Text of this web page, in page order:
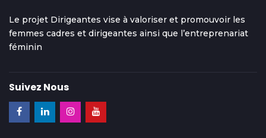
Le projet Dirigeantes vise à valoriser et promouvoir les
femmes cadres et dirigeantes ainsi que l’entreprenariat
féminin
Suivez Nous